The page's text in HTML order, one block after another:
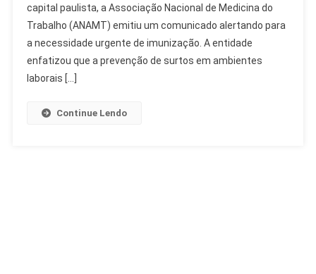
Sarampo
De
Trabalhadores
capital paulista, a Associação Nacional de Medicina do
Trabalho (ANAMT) emitiu um comunicado alertando para
a necessidade urgente de imunização. A entidade
enfatizou que a prevenção de surtos em ambientes
laborais […]
Continue Lendo